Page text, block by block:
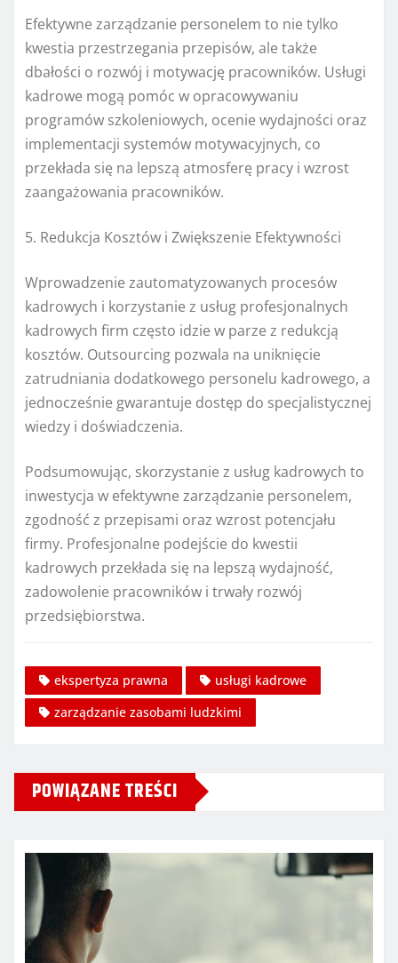
Efektywne zarządzanie personelem to nie tylko
kwestia przestrzegania przepisów, ale także
dbałości o rozwój i motywację pracowników. Usługi
kadrowe mogą pomóc w opracowywaniu
programów szkoleniowych, ocenie wydajności oraz
implementacji systemów motywacyjnych, co
przekłada się na lepszą atmosferę pracy i wzrost
zaangażowania pracowników.
5. Redukcja Kosztów i Zwiększenie Efektywności
Wprowadzenie zautomatyzowanych procesów
kadrowych i korzystanie z usług profesjonalnych
kadrowych firm często idzie w parze z redukcją
kosztów. Outsourcing pozwala na uniknięcie
zatrudniania dodatkowego personelu kadrowego, a
jednocześnie gwarantuje dostęp do specjalistycznej
wiedzy i doświadczenia.
Podsumowując, skorzystanie z usług kadrowych to
inwestycja w efektywne zarządzanie personelem,
zgodność z przepisami oraz wzrost potencjału
firmy. Profesjonalne podejście do kwestii
kadrowych przekłada się na lepszą wydajność,
zadowolenie pracowników i trwały rozwój
przedsiębiorstwa.
ekspertyza prawna
usługi kadrowe
zarządzanie zasobami ludzkimi
POWIĄZANE TREŚCI